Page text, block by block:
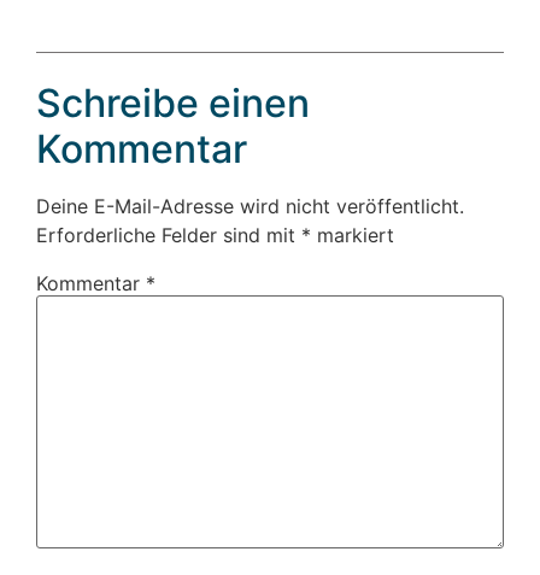
Schreibe einen
Kommentar
Deine E-Mail-Adresse wird nicht veröffentlicht.
Erforderliche Felder sind mit * markiert
Kommentar *